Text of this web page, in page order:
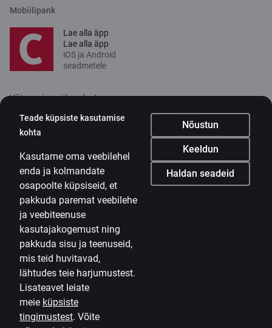
Teade küpsiste kasutamise
kohta
Nõustun
Keeldun
Haldan seadeid
Kasutame oma veebilehel
enda ja kolmandate
osapoolte küpsiseid, et
pakkuda paremat veebilehe
ja veebiteenuse
kasutajakogemust ning
pakkuda sisu ja teenuseid,
mis teid huvitavad,
lähtudes teie harjumustest.
Lisateavet leiate
meie küpsiste
tingimustest. Võite
Mobiilipank
Lae alla äpp
Lae alla äpp
iOS ja Android
seadmetele
Võta meiega ühendust
Kontakt
Citadele
Ettevõttest
Uudised
Karjäär
Citadele blogi
Tingimused
Kasutustingimused
Küpsiste seaded